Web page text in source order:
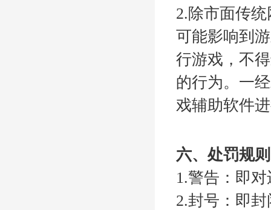
2.除市面传
可能影响到
行游戏，不
的行为。一
戏辅助软件
六、处罚规则
1.警告：即
2.封号：即